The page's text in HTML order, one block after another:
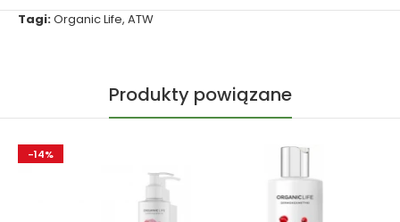
Tagi:Organic Life, ATW
Produkty powiązane
-14%